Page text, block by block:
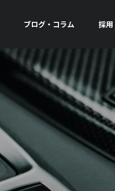
ブログ・コラム 採用